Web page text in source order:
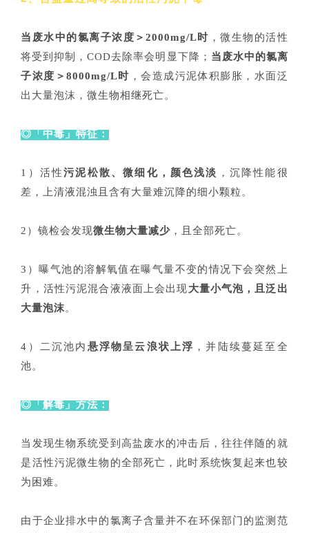
当废水中的氯离子浓度＞2000mg/L时 ，微生物的活性
将受到抑制，COD去除率会明显下降； 当废水中的氯离
子浓度＞8000mg/L时 ，会造成污泥体积膨胀，水面泛
出大量泡沫，微生物相继死亡。
◎「中毒」特征：
1）活性污泥松散、微细化，颜色浅淡 ，沉降性能很
差，上清液混浊且含有大量难沉降的细小颗粒。
2）镜检会发现微生物大量减少 ，且全部死亡。
3）曝气池的溶解氧值在曝气量不变的情况下会突然上
升，活性污泥混合液液面上会出现大量小气泡，且泛出
大量泡沫。
4）二沉池内 悬浮物呈云浪状上浮 ，并陆续蔓延至全
池。
◎「解毒」方法：
当发现生物系统受到高盐废水的冲击后，往往伴随的就
是活性污泥微生物的全部死亡，此时系统恢复起来也较
为困难。
由于企业排水中的氯离子含量并不在环保部门的监测范